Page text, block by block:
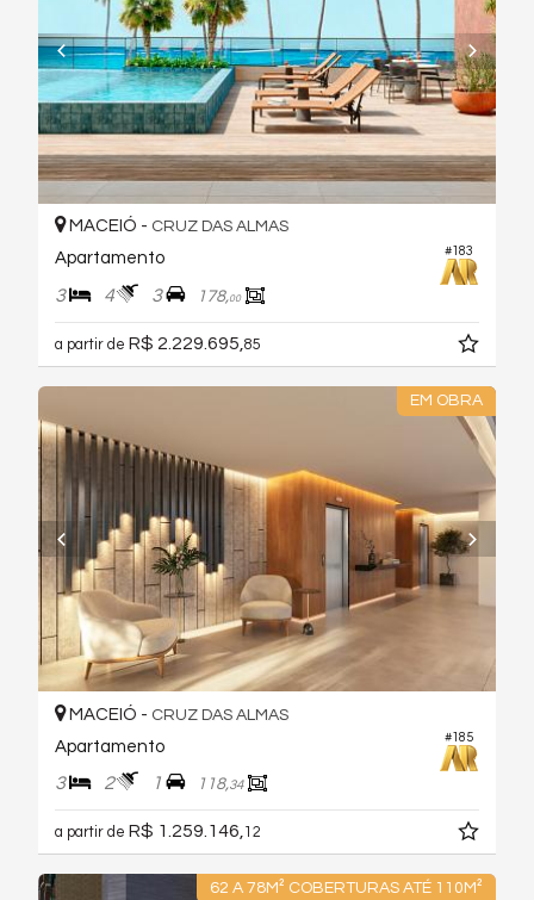
#183
MACEIÓ - CRUZ DAS ALMAS
Apartamento
3 4 3 178,00
a partir de R$ 2.229.695,85
EM OBRA
#185
MACEIÓ - CRUZ DAS ALMAS
Apartamento
3 2 1 118,34
a partir de R$ 1.259.146, 12
62 A 78M² COBERTURAS ATÉ 110M²